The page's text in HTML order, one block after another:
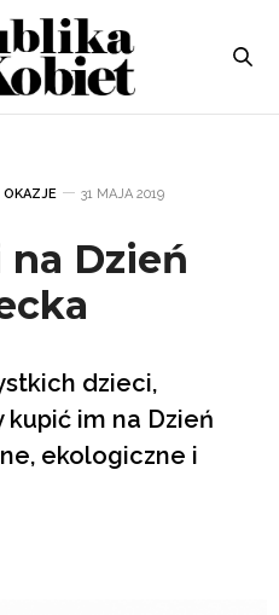
OKAZJE 31 MAJA 2019
Dzień
dzieci,
im na Dzień
ekologiczne i